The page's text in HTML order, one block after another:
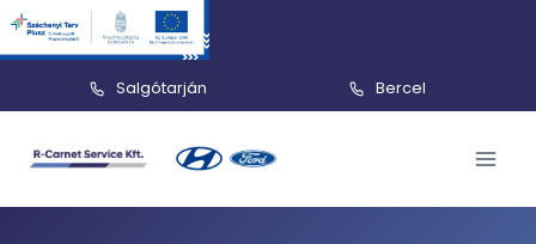
Salgótarján Bercel